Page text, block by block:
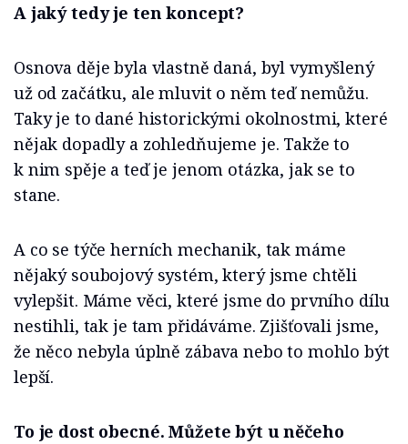
A jaký tedy je ten koncept?
Osnova děje byla vlastně daná, byl vymyšlený
už od začátku, ale mluvit o něm teď nemůžu.
Taky je to dané historickými okolnostmi, které
nějak dopadly a zohledňujeme je. Takže to
k nim spěje a teď je jenom otázka, jak se to
stane.
A co se týče herních mechanik, tak máme
nějaký soubojový systém, který jsme chtěli
vylepšit. Máme věci, které jsme do prvního dílu
nestihli, tak je tam přidáváme. Zjišťovali jsme,
že něco nebyla úplně zábava nebo to mohlo být
lepší.
To je dost obecné. Můžete být u něčeho